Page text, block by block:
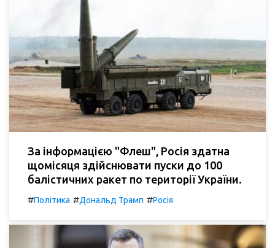
За інформацією "Флеш", Росія здатна
щомісяця здійснювати пуски до 100
балістичних ракет по території України.
#Політика #Дональд Трамп #Росія